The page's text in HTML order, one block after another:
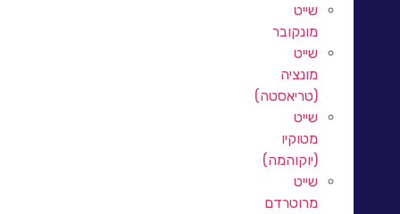
שייט
מונקובר
שייט
מונציה
(טריאסטה)
שייט
מטוקיו
(יוקוהמה)
שייט
מרוטרדם